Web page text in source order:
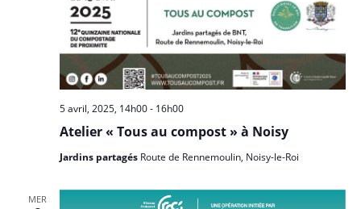
Atelier « Tous au compost » à Noisy
5 avril, 2025, 14h00- 16h00
Jardins partagés Route de Rennemoulin, Noisy-le-Roi
MER